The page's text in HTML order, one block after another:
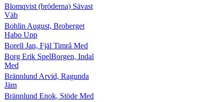
Blomqvist (bröderna) Sävast
Väb
Bohlin August, Broberget
Habo Upp
Borell Jan, Fjäl Timrå Med
Borg Erik SpelBorgen, Indal
Med
Brännlund Arvid, Ragunda
Jäm
Brännlund Enok, Stöde Med